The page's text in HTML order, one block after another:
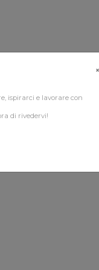
×
ispirarci e lavorare con
di rivedervi!